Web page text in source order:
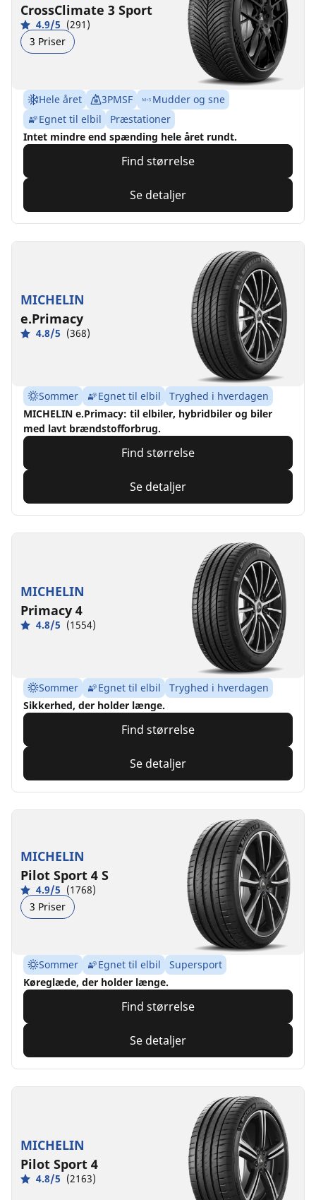
CrossClimate 3 Sport
4.9/5 (291)
3 Priser
Hele året 3PMSF
Mudder og sne
Egnet til elbil
Præstationer
Intet mindre end spænding hele året rundt.
Find størrelse
Se detaljer
MICHELIN
e.Primacy
4.8/5 (368)
Sommer Egnet til elbil
Tryghed i hverdagen
MICHELIN e.Primacy: til elbiler, hybridbiler og biler
med lavt brændstofforbrug.
Find størrelse
Se detaljer
MICHELIN
Primacy 4
4.8/5 (1554)
Sommer Egnet til elbil
Tryghed i hverdagen
Sikkerhed, der holder længe.
Find størrelse
Se detaljer
MICHELIN
Pilot Sport 4 S
4.9/5 (1768)
3 Priser
Sommer Egnet til elbil
Supersport
Køreglæde, der holder længe.
Find størrelse
Se detaljer
MICHELIN
Pilot Sport 4
4.8/5 (2163)